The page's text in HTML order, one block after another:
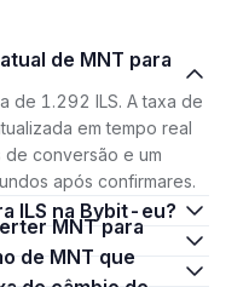
de 1.292 ILS. A taxa de
em tempo real
conversão e um
após confirmares.
ILS na Bybit-eu?